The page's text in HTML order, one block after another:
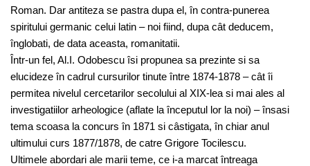
Roman. Dar antiteza se pastra dupa el, în contra-punerea
spiritului germanic celui latin – noi fiind, dupa cât deducem,
înglobati, de data aceasta, romanitatii.
Într-un fel, Al.I. Odobescu îsi propunea sa prezinte si sa
elucideze în cadrul cursurilor tinute între 1874-1878 – cât îi
permitea nivelul cercetarilor secolului al XIX-lea si mai ales al
investigatiilor arheologice (aflate la începutul lor la noi) – însasi
tema scoasa la concurs în 1871 si câstigata, în chiar anul
ultimului curs 1877/1878, de catre Grigore Tocilescu.
Ultimele abordari ale marii teme, ce i-a marcat întreaga